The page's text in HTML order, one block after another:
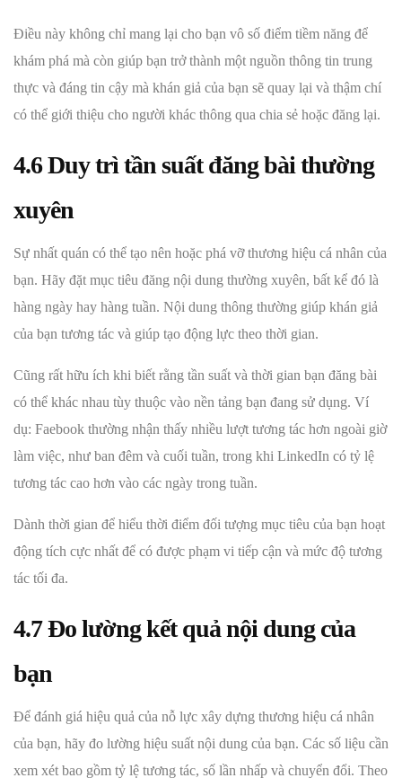
Điều này không chỉ mang lại cho bạn vô số điểm tiềm năng để
khám phá mà còn giúp bạn trở thành một nguồn thông tin trung
thực và đáng tin cậy mà khán giả của bạn sẽ quay lại và thậm chí
có thể giới thiệu cho người khác thông qua chia sẻ hoặc đăng lại.
4.6 Duy trì tần suất đăng bài thường
xuyên
Sự nhất quán có thể tạo nên hoặc phá vỡ thương hiệu cá nhân của
bạn. Hãy đặt mục tiêu đăng nội dung thường xuyên, bất kể đó là
hàng ngày hay hàng tuần. Nội dung thông thường giúp khán giả
của bạn tương tác và giúp tạo động lực theo thời gian.
Cũng rất hữu ích khi biết rằng tần suất và thời gian bạn đăng bài
có thể khác nhau tùy thuộc vào nền tảng bạn đang sử dụng. Ví
dụ: Faebook thường nhận thấy nhiều lượt tương tác hơn ngoài giờ
làm việc, như ban đêm và cuối tuần, trong khi LinkedIn có tỷ lệ
tương tác cao hơn vào các ngày trong tuần.
Dành thời gian để hiểu thời điểm đối tượng mục tiêu của bạn hoạt
động tích cực nhất để có được phạm vi tiếp cận và mức độ tương
tác tối đa.
4.7 Đo lường kết quả nội dung của
bạn
Để đánh giá hiệu quả của nỗ lực xây dựng thương hiệu cá nhân
của bạn, hãy đo lường hiệu suất nội dung của bạn. Các số liệu cần
xem xét bao gồm tỷ lệ tương tác, số lần nhấp và chuyển đổi. Theo